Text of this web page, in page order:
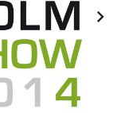
chevron_right